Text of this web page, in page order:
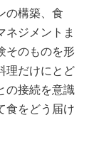
の構築、食
ネジメントま
そのものを形
理だけにとど
の接続を意識
食をどう届け